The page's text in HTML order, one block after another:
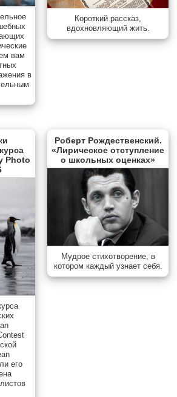
вам
в
Короткий рассказ,
вдохновляющий жить.
Photo
его
Роберт Рождественский.
«Лирическое отступление
о школьных оценках»
Мудрое стихотворение, в
котором каждый узнает себя.